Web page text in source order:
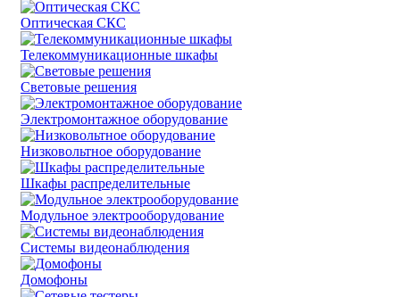
Оптическая СКС
Телекоммуникационные шкафы
Световые решения
Электромонтажное оборудование
Низковольтное оборудование
Шкафы распределительные
Модульное электрооборудование
Системы видеонаблюдения
Домофоны